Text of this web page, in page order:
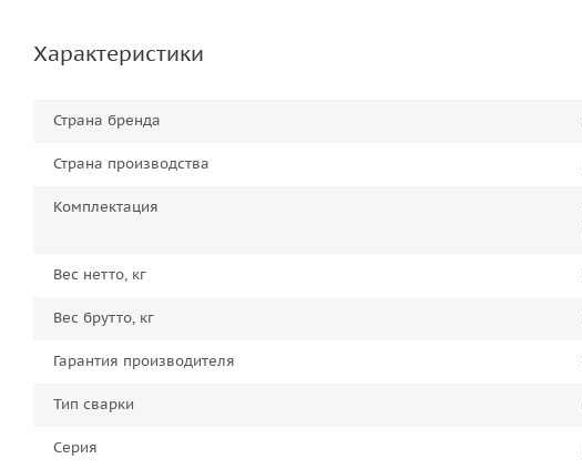
Характеристики
Страна бренда
Страна производства
Комплектация
Вес нетто, кг
Вес брутто, кг
Гарантия производителя
Тип сварки
Серия